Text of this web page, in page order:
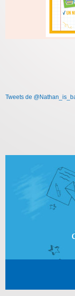
Tweets de